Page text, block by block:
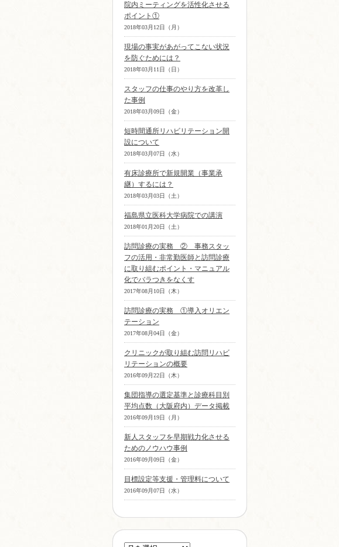
院内ミーティングを活性化させる
ポイント①
2018年03月12日（月）
現場の事実があがってこない状況
を防ぐためには？
2018年03月11日（日）
スタッフの仕事のやり方を改革し
た事例
2018年03月09日（金）
短時間通所リハビリテーション開
設について
2018年03月07日（水）
有床診療所で新規開業（事業承
継）するには？
2018年03月03日（土）
福島県立医科大学病院での講演
2018年01月20日（土）
訪問診療の実務 ② 事務スタッ
フの活用・非常勤医師と訪問診療
に取り組むポイント・マニュアル
化でバラつきをなくす
2017年08月10日（木）
訪問診療の実務 ①導入オリエン
テーション
2017年08月04日（金）
クリニックが取り組む訪問リハビ
リテーションの概要
2016年09月22日（木）
集団指導の選定基準と診療科目別
平均点数（大阪府内）データ掲載
2016年09月19日（月）
新人スタッフを早期戦力化させる
ためのノウハウ事例
2016年09月09日（金）
目標設定等支援・管理料について
2016年09月07日（水）